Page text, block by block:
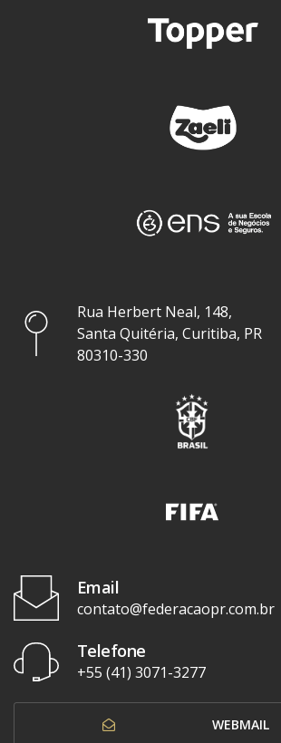
Rua Herbert Neal, 148,
Santa Quitéria, Curitiba, PR
80310-330
Email
contato@federacaopr.com.br
Telefone
+55 (41) 3071-3277
WEBMAIL